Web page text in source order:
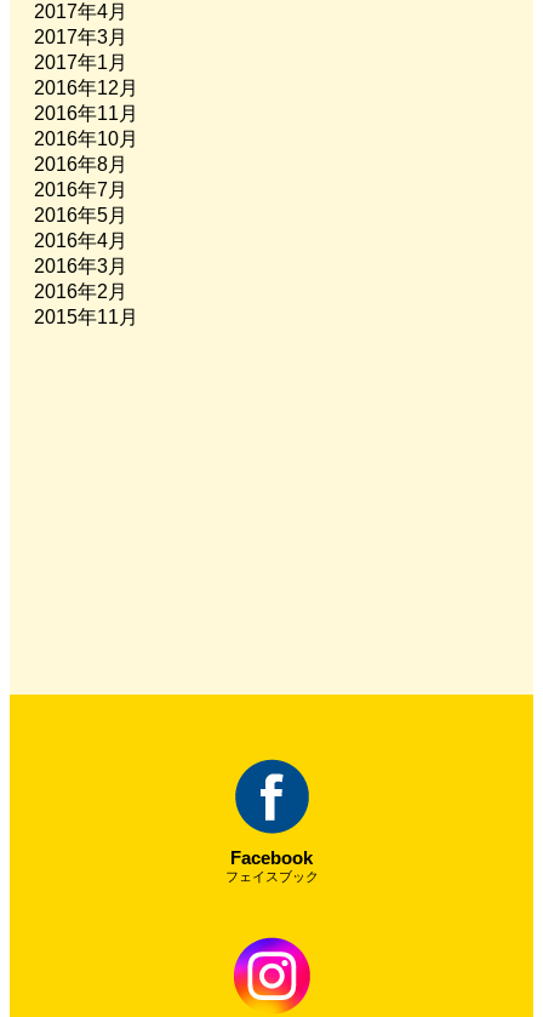
2017年4月
2017年3月
2017年1月
2016年12月
2016年11月
2016年10月
2016年8月
2016年7月
2016年5月
2016年4月
2016年3月
2016年2月
2015年11月
Facebook
フェイスブック